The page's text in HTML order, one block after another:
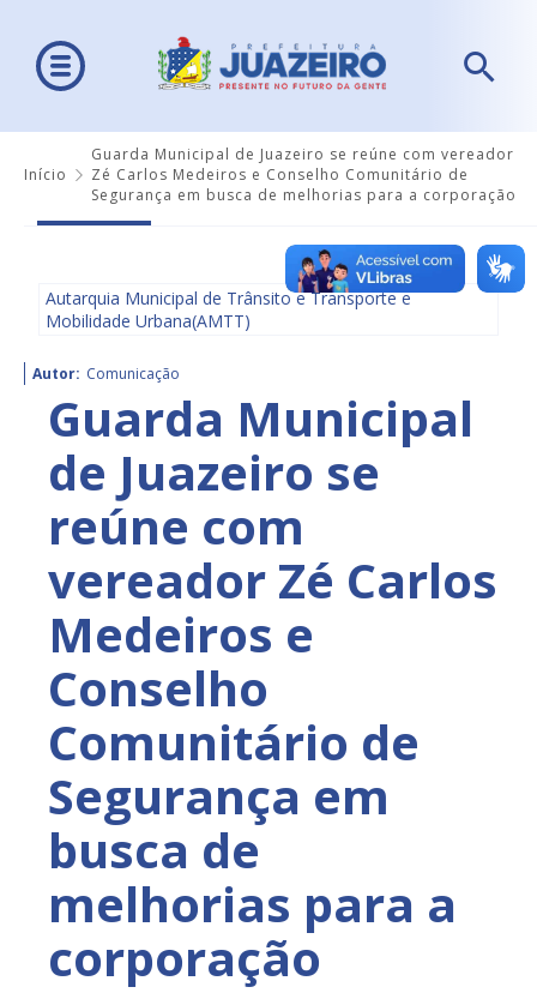
Início
Guarda Municipal de Juazeiro se reúne com vereador
Zé Carlos Medeiros e Conselho Comunitário de
Segurança em busca de melhorias para a corporação
Autarquia Municipal de Trânsito e Transporte e
Mobilidade Urbana(AMTT)
Autor: Comunicação
Guarda Municipal
de Juazeiro se
reúne com
vereador Zé Carlos
Medeiros e
Conselho
Comunitário de
Segurança em
busca de
melhorias para a
corporação